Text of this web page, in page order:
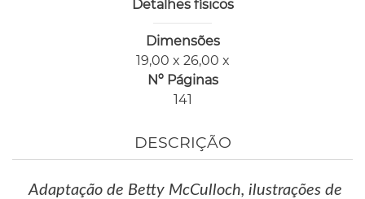
Detalhes físicos
Dimensões
19,00 x 26,00 x
Nº Páginas
141
DESCRIÇÃO
Adaptação de Betty McCulloch, ilustrações de